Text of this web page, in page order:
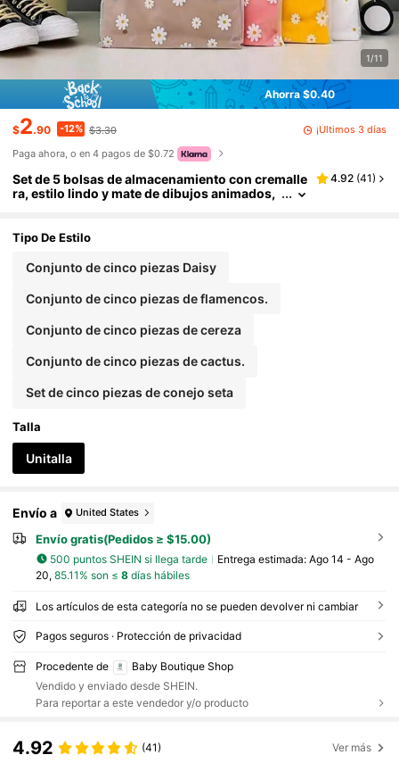
1/11
Ahorra $0.40
$2.90 -12% $3.30
¡Últimos 3 días
Paga ahora, o en 4 pagos de $0.72
Set de 5 bolsas de almacenamiento con cremalle
ra, estilo lindo y mate de dibujos animados,
4.92 (41)
Tipo De Estilo
Conjunto de cinco piezas Daisy
Conjunto de cinco piezas de flamencos.
Conjunto de cinco piezas de cereza
Conjunto de cinco piezas de cactus.
Set de cinco piezas de conejo seta
Talla
Unitalla
Envío a United States
Envío gratis(Pedidos ≥ $15.00)
500 puntos SHEIN si llega tarde Entrega estimada: Ago 14 - Ago
20, 85.11% son ≤ 8días hábiles
Los artículos de esta categoría no se pueden devolver ni cambiar
Pagos seguros · Protección de privacidad
Procedente de
Baby Boutique Shop
Vendido y enviado desde SHEIN.
Para reportar a este vendedor y/o producto
4.92 (41) Ver más